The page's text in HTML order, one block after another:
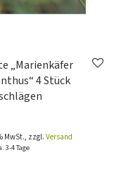
„Marienkäfer
4 Stück
MwSt., zzgl.Versand
3-4 Tage